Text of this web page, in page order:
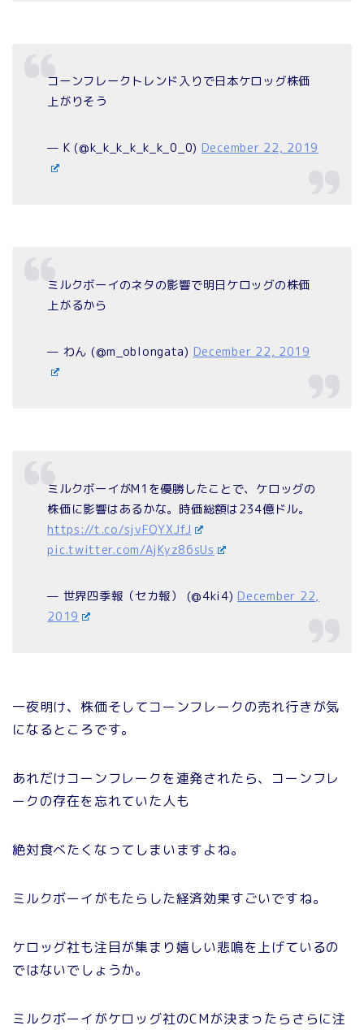
コーンフレークトレンド入りで日本ケロッグ株価
上がりそう
— K (@k_k_k_k_k_k_0_0) December 22, 2019
ミルクボーイのネタの影響で明日ケロッグの株価
上がるから
— わん (@m_oblongata) December 22, 2019
ミルクボーイがM1を優勝したことで、ケロッグの
株価に影響はあるかな。時価総額は234億ドル。
https://t.co/sjvFQYXJfJ
pic.twitter.com/AjKyz86sUs
— 世界四季報（セカ報） (@4ki4)December 22,
2019
一夜明け、株価そしてコーンフレークの売れ行きが気
になるところです。
あれだけコーンフレークを連発されたら、コーンフレ
ークの存在を忘れていた人も
絶対食べたくなってしまいますよね。
ミルクボーイがもたらした経済効果すごいですね。
ケロッグ社も注目が集まり嬉しい悲鳴を上げているの
ではないでしょうか。
ミルクボーイがケロッグ社のCMが決まったらさらに注